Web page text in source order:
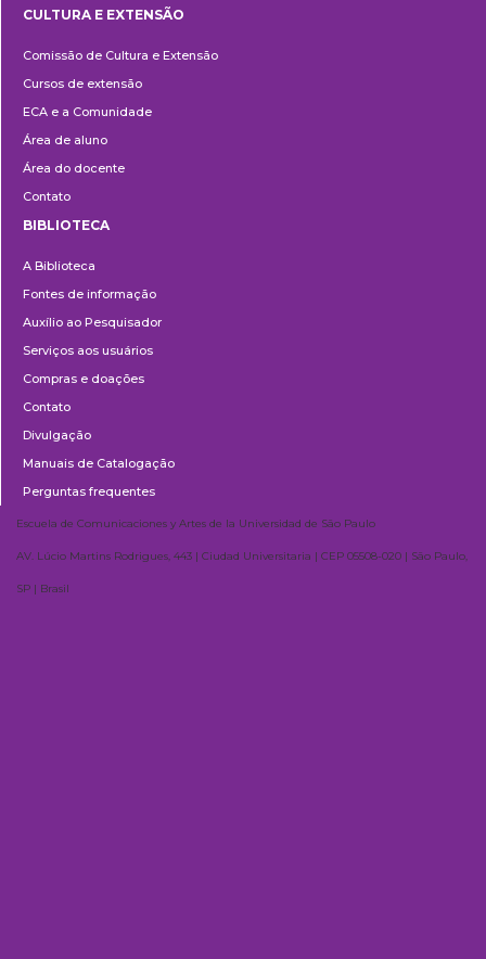
e
Extensão
CULTURA E EXTENSÃO
Comissão de Cultura e Extensão
Cursos de extensão
ECA e a Comunidade
Área de aluno
Área do docente
Contato
BIBLIOTECA
A Biblioteca
Fontes de informação
Auxílio ao Pesquisador
Serviços aos usuários
Compras e doações
Contato
Divulgação
Manuais de Catalogação
Perguntas frequentes
Escuela de Comunicaciones y Artes de la Universidad de São Paulo
AV. Lúcio Martins Rodrigues, 443 | Ciudad Universitaria | CEP 05508-020 | São Paulo,
SP | Brasil